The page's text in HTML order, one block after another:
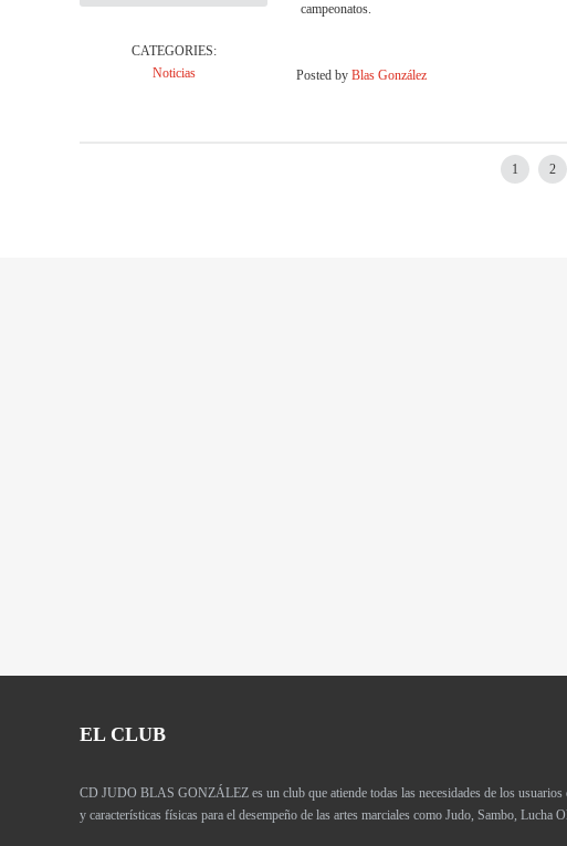
CATEGORIES:
Noticias
campeonatos.
Posted by Blas González
1 2
EL CLUB
CD JUDO BLAS GONZÁLEZ es un club que atiende todas las necesidades de los usuarios
y características físicas para el desempeño de las artes marciales como Judo, Sambo, Lucha